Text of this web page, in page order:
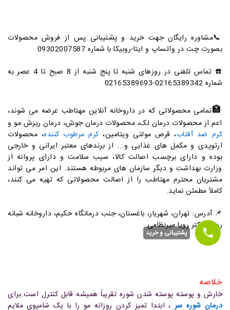
📞مشاوره رایگان جهت خرید و پشتیبانی پس از فروش محصولات
بصورت چت در واتساپ و ایتا-روبیکا با شماره 09302007587
☎️
تماس تلفنی در روزهای شنبه تا پنج شنبه از 8 صبح تا 4 عصر به
شماره 02165389342-02165389693
🏣تمامی محصولاتی که در داروخانه آنلاین مهتاطب عرضه می شوند،
اعم از محصولات درمان لک، محصولات درمان جوش، درمان ریزش مو و
کرم ضد آفتاب، قرص مولتی ویتامین، کرم مرطوب کننده، محصولات
ارتوپدی و مکمل های غذایی و... از برندهای معتبر ایرانی و خارجی
بوده و دارای برچسب اصالت کالا، سیب سلامت و دارای پروانه از
وزارت بهداشت و دیگر سازمان های مربوطه هستند. این امر می تواند
مشتریان محترم مهتاطب را از اصالت محصولاتی که تهیه می کنند،
کاملاً مطمئن نماید.
📌آدرس: تهران، شهریار، باغستان، جنب درمانگاه حکیم، داروخانه شبانه
روزی دکتر رویا میرنظامی
خلاصه
خارش و پوسته پوسته شدن شوره تقریباً همیشه قابل کنترل است.برای
درمان شوره سر، ابتدا تمیز کردن روزانه مو را با یک شامپوی ملایم
پشتیبانی و خرید